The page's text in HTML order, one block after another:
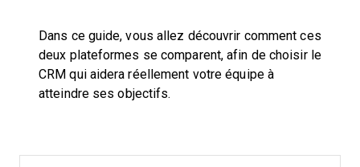
Dans ce guide, vous allez découvrir comment ces
deux plateformes se comparent, afin de choisir le
CRM qui aidera réellement votre équipe à
atteindre ses objectifs.